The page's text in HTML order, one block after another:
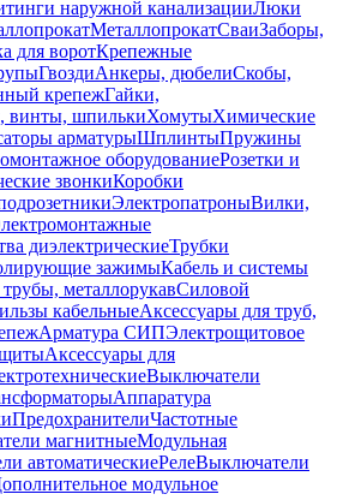
наружной канализацииЛюки
МеталлопрокатСваиЗаборы,
для воротКрепежные
ГвоздиАнкеры, дюбелиСкобы,
крепежГайки,
винты, шпилькиХомутыХимические
арматурыШплинтыПружины
оборудованиеРозетки и
звонкиКоробки
ЭлектропатроныВилки,
диэлектрическиеТрубки
зажимыКабель и системы
металлорукавСиловой
кабельныеАксессуары для труб,
Арматура СИПЭлектрощитовое
Аксессуары для
Выключатели
Аппаратура
ПредохранителиЧастотные
магнитныеМодульная
автоматическиеРелеВыключатели
модульное